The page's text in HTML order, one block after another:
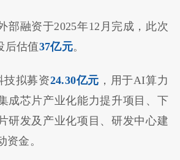
部融资于2025年12月完成，此次
后估值37亿元。
技拟募资24.30亿元 ，用于AI算力
成芯片产业化能力提升项目、下
研发及产业化项目、研发中心建
资金。